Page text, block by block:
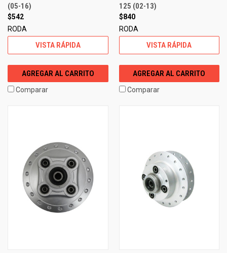
(05-16)
$542
RODA
VISTA RÁPIDA
AGREGAR AL CARRITO
Comparar
125 (02-13)
$840
RODA
VISTA RÁPIDA
AGREGAR AL CARRITO
Comparar